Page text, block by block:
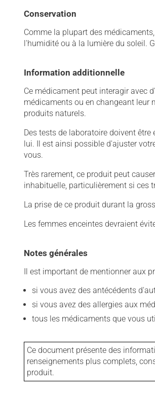
Conservation
Comme la plupart des
l'humidité ou à la lumière du soleil.
Information additionnelle
Ce médicament peut interagir avec
médicaments ou en changeant leur
produits naturels.
Des tests de laboratoire doivent
lui. Il est ainsi possible d'ajuster
vous.
Très rarement, ce produit peut
inhabituelle, particulièrement si ces
La prise de ce produit durant la
Les femmes enceintes devraient
Notes générales
Il est important de mentionner aux
si vous avez des antécédents
si vous avez des allergies aux
tous les médicaments que vous
Ce document présente des
renseignements plus complets,
produit.